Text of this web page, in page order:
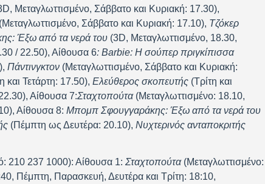
Μεταγλωττισμένο, Σάββατο και Κυριακή: 17.30),
Σάββατο και Κυριακή: 17.10), Τζόκερ
Έξω από τα νερά του (3D, Μεταγλωττισμένο, 18.30,
/ 22.50), Αίθουσα 6: Barbie: Η σούπερ πριγκίπισσα
Πάντινγκτον (Μεταγλωττισμένο, Σάββατο και Κυριακή:
και Τετάρτη: 17.50), Ελεύθερος σκοπευτής (Τρίτη και
Αίθουσα 7:Σταχτοπούτα(Μεταγλωττισμένο: 18.10,
Αίθουσα 8: Μπομπ Σφουγγαράκης: Έξω από τα νερά του
(Πέμπτη ως Δευτέρα: 20.10), Νυχτερινός ανταποκριτής
210 237 1000): Αίθουσα 1: Σταχτοπούτα(Μεταγλωττισμένο:
Πέμπτη, Παρασκευή, Δευτέρα και Τρίτη: 18:10,